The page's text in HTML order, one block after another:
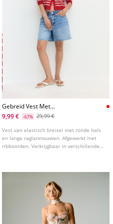
Gebreid Vest Met
Raglanmouwen En Knopen
9,99 € -67% 29,99 €
Vest van elastisch breisel met ronde hals
en lange raglanmouwen. Afgewerkt met
ribboorden. Verkrijgbaar in verschillende